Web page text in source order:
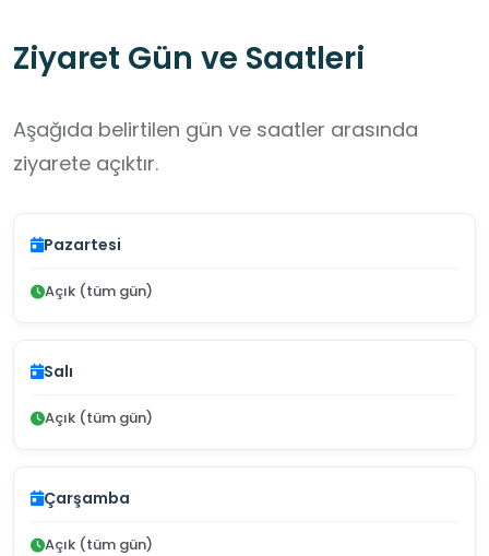
Ziyaret Gün ve Saatleri
Aşağıda belirtilen gün ve saatler arasında
ziyarete açıktır.
Pazartesi
Açık (tüm gün)
Salı
Açık (tüm gün)
Çarşamba
Açık (tüm gün)